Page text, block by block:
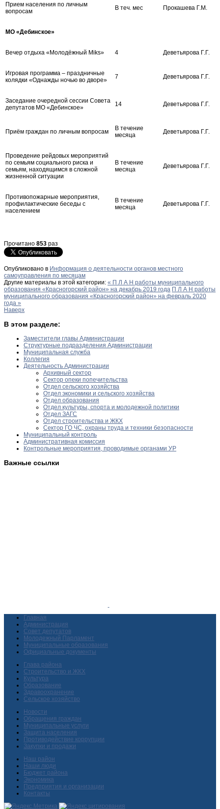
Прием населения по личным
вопросам
В теч. мес Прокашева Г.М.
МО «Дебинское»
Вечер отдыха «Молодёжный Miks» 4 Деветьярова Г.Г.
Игровая программа – праздничные
колядки «Однажды ночью во дворе»
7 Деветьярова Г.Г.
Заседание очередной сессии Совета
депутатов МО «Дебинское»
14 Деветьярова Г.Г.
Приём граждан по личным вопросам
В течение
месяца
Деветьярова Г.Г.
Проведение рейдовых мероприятий
по семьям социального риска и
семьям, находящимся в сложной
жизненной ситуации
В течение
месяца
Деветьярова Г.Г.
Противопожарные мероприятия,
профилактические беседы с
населением
В течение
месяца
Деветьярова Г.Г.
Прочитано 853 раз
Опубликовано в Информация о деятельности органов местного
самоуправления по месяцам
Другие материалы в этой категории: « П Л А Н работы муниципального
образования «Красногорский район» на декабрь 2019 года П Л А Н работы
муниципального образования «Красногорский район» на февраль 2020
года »
Наверх
В этом разделе:
Заместители главы Администрации
Структурные подразделения Администрации
Муниципальная служба
Коллегия
Деятельность Администрации
Архивный сектор
Сектор опеки попечительства
Отдел сельского хозяйства
Отдел экономики и сельского хозяйства
Отдел образования
Отдел культуры, спорта и молодежной политики
Отдел ЗАГС
Отдел строительства и ЖКХ
Сектор ГО ЧС, охраны труда и техники безопасности
Муниципальный контроль
Административная комиссия
Контрольные мероприятия, проводимые органами УР
Важные ссылки
Главная
Администрация
Совет депутатов
Молодежный Парламент
Муниципальные образования
Официальные документы
Глава района
Строительство и ЖКХ
Культура
Образование
Здравоохранение
Сельское хозяйство
Новости
Обращения граждан
Муниципальные услуги
Защита населения
Противодействие коррупции
Закупки и продажи
Наш район
Наши люди
Бюджет района
Экономика
Предприятия и организации
Контакты